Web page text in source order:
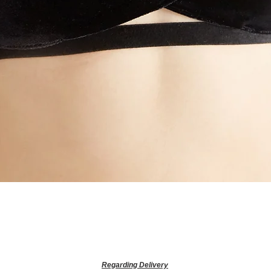
Regarding Delivery